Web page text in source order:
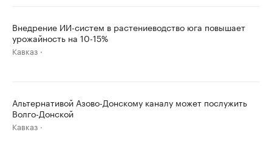
Внедрение ИИ-систем в растениеводство юга повышает
урожайность на 10-15%
Кавказ
Альтернативой Азово-Донскому каналу может послужить
Волго-Донской
Кавказ